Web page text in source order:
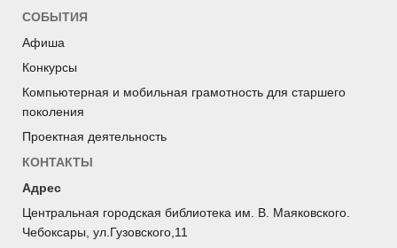
СОБЫТИЯ
Афиша
Конкурсы
Компьютерная и мобильная грамотность для старшего
поколения
Проектная деятельность
КОНТАКТЫ
Адрес
Центральная городская библиотека им. В. Маяковского.
Чебоксары, ул.Гузовского,11